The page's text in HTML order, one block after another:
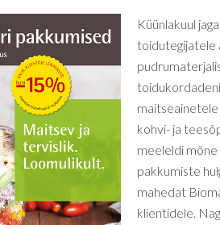
Küünlakuul
toidutegijatele
kohvi- ja
meeleldi mõne
pakkumiste
mahedat
klientidele.